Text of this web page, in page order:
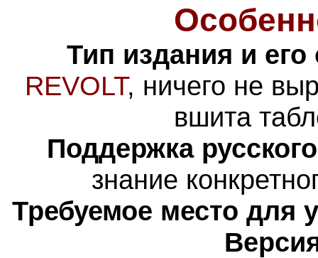
Тип издания и его
REVOLT, ничего не
вшита
Поддержка
знание
Требуемое место для